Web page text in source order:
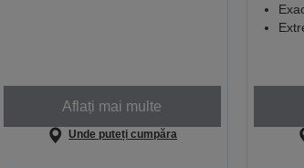
Aflați mai multe
Unde puteți cumpăra